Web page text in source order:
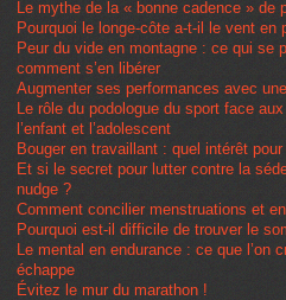
Le mythe de la « bonne cadence » de
Pourquoi le longe-côte a-t-il le vent en
Peur du vide en montagne : ce qui
comment s’en libérer
Augmenter ses performances avec
Le rôle du podologue du sport face
l’enfant et l’adolescent
Bouger en travaillant : quel intérêt
Et si le secret pour lutter contre la
nudge ?
Comment concilier menstruations et
Pourquoi est-il difficile de trouver le
Le mental en endurance : ce que
échappe
Évitez le mur du marathon !